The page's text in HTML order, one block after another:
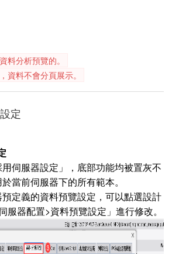
料分析預覽的。
資料不會分頁展示。
定
伺服器設定」，底部功能均被置灰不
當前伺服器下的所有範本。
定義的資料預覽設定，可以點選設計
服器配置>資料預覽設定」進行修改。